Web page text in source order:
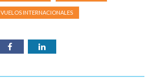
VUELOS INTERNACIONALES